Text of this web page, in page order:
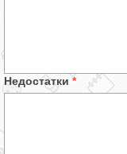
Недостатки *